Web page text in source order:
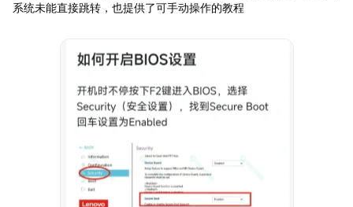
系统未能直接跳转，也提供了可手动操作的教程